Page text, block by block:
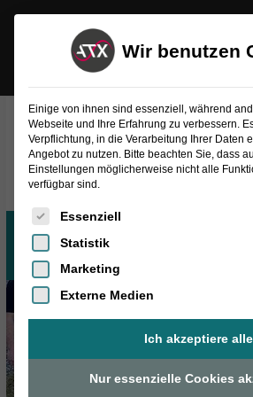
Allgemein
März
29
2022
Wir benutzen
Einige von ihnen sind essenziell, während
Webseite und Ihre Erfahrung zu verbessern.
Verpflichtung, in die Verarbeitung Ihrer Daten
Angebot zu nutzen. Bitte beachten Sie, dass
Einstellungen möglicherweise nicht alle
verfügbar sind.
Es folgt eine Liste der Service-
Essenziell
Statistik
Marketing
Externe Medien
Ich akzeptiere alle
Nur essenzielle Cookies